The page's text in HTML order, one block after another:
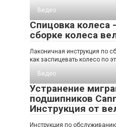
Видео
Спицовка колеса
сборке колеса
Лаконичная инструкция по
как заспицевать колесо по
Видео
Устранение
подшипников
Инструкция от
Инструкция по